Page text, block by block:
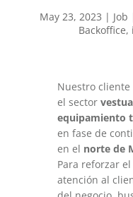
May 23, 2023 | Job
Backoffice
Nuestro
el sector
equipamiento
en fase de
en el norte de
Para reforzar
atención al